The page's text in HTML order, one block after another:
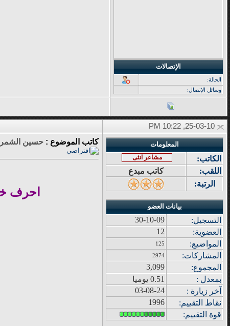
الإتصالات
الحالة:
وسائل الإتصال:
المعلومات
الكاتب: مشاعر انثى
اللقب:
كاتب مبدع
الرتبة:
بيانات العضو
التسجيل:
30-10-09
العضوية:
12
المواضيع:
125
المشاركات:
2974
المجموع:
3,099
بمعدل :
0.51 يوميا
خر زيار ة :
03-08-24
نقاط التقييم:
1996
قوة التقييم:
كاتب الموضوع : حسين
احرف